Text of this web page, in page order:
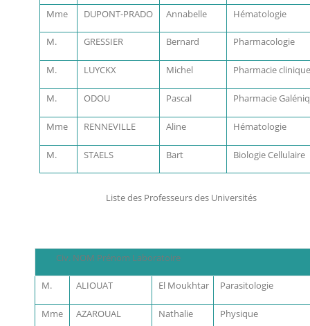
Mme DUPONT-PRADO Annabelle Hématologie
M. GRESSIER Bernard Pharmacologie
M. LUYCKX Michel Pharmacie clinique
M. ODOU Pascal Pharmacie
Mme RENNEVILLE Aline Hématologie
M. STAELS Bart Biologie Cellulaire
Liste des Professeurs des Universités
Civ. NOM Prénom Laboratoire
M. ALIOUAT El Moukhtar Parasitologie
Mme AZAROUAL Nathalie Physique